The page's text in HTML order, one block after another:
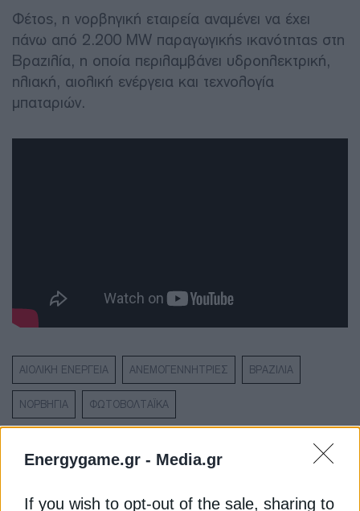
Energygame.gr - Media.gr
If you wish to opt-out of the sale, sharing to
Φέτος, η νορβηγική εταιρεία αναμένει να έχει
πάνω από 2.200 MW παραγωγικής ικανότητας στη
Βραζιλία, η οποία περιλαμβάνει υδροηλεκτρική,
ηλιακή, αιολική ενέργεια και τεχνολογία
μπαταριών.
ΑΙΟΛΙΚΗ ΕΝΕΡΓΕΙΑ ΑΝΕΜΟΓΕΝΝΗΤΡΙΕΣ ΒΡΑΖΙΛΙΑ
ΝΟΡΒΗΓΙΑ ΦΩΤΟΒΟΛΤΑΪΚΑ